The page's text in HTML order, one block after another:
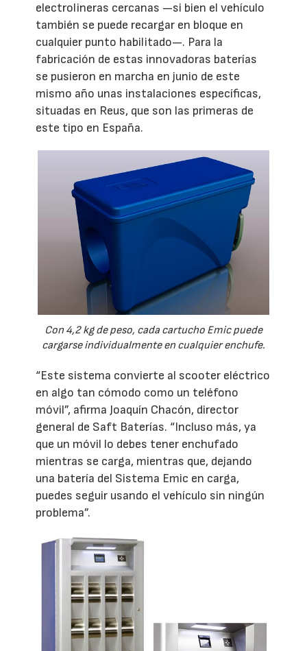
electrolineras cercanas —si bien el vehículo
también se puede recargar en bloque en
cualquier punto habilitado—. Para la
fabricación de estas innovadoras baterías
se pusieron en marcha en junio de este
mismo año unas instalaciones específicas,
situadas en Reus, que son las primeras de
este tipo en España.
Con 4,2 kg de peso, cada cartucho Emic puede
cargarse individualmente en cualquier enchufe.
“Este sistema convierte al scooter eléctrico
en algo tan cómodo como un teléfono
móvil”, afirma Joaquín Chacón, director
general de Saft Baterías. “Incluso más, ya
que un móvil lo debes tener enchufado
mientras se carga, mientras que, dejando
una batería del Sistema Emic en carga,
puedes seguir usando el vehículo sin ningún
problema”.